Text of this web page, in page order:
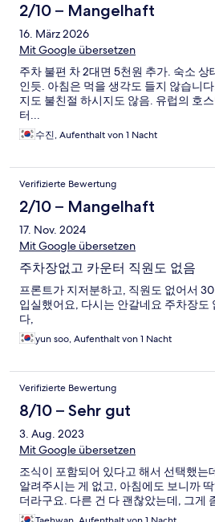
2/10 – Mangelhaft
16. März 2026
Mit Google übersetzen
주차 불편 차 2대면 5천원 추가. 숙소 상
인듯. 아침은 먹을 생각도 들지 않습니
지도 불친절 하시지도 않음. 유럽의 호
터...
수진, Aufenthalt von 1 Nacht
Verifizierte Bewertung
2/10 – Mangelhaft
17. Nov. 2024
Mit Google übersetzen
주차장없고 카운터 직원도 없음
프론트가 지저분하고, 직원도 없어서
입실했어요, 다시는 안갈네요 주차장도
다,
yun soo, Aufenthalt von 1 Nacht
Verifizierte Bewertung
8/10 – Sehr gut
3. Aug. 2023
Mit Google übersetzen
조식이 포함되어 있다고 해서 선택했는
알려주시는 게 없고, 아침에도 보니까
더라구요. 다른 건 다 괜찮았는데, 그게